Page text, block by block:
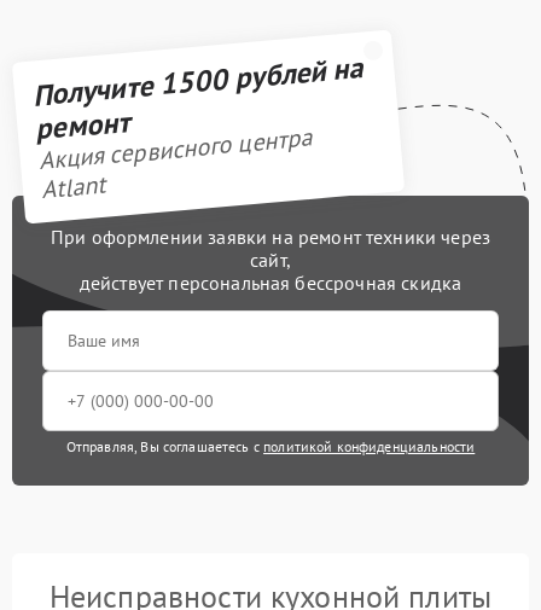
Получите 1500 рублей на
ремонт
Акция сервисного центра
Atlant
При оформлении заявки на ремонт техники через
сайт,
действует персональная бессрочная скидка
Отправляя, Вы соглашаетесь с политикой конфиденциальности
Неисправности кухонной плиты